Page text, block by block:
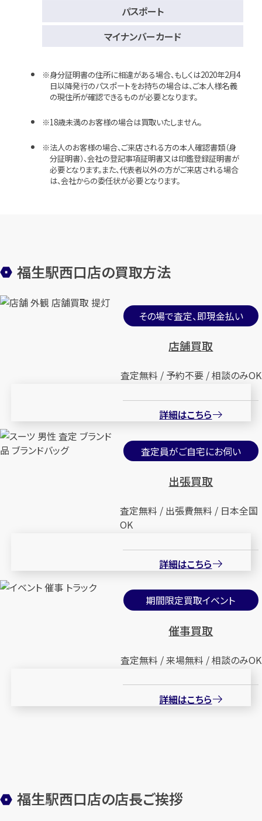
パスポート
マイナンバーカード
身分証明書の住所に相違がある場合、もしくは2020年2月4
日以降発行のパスポートをお持ちの場合は、ご本人様名義
の現住所が確認できるものが必要となります。
18歳未満のお客様の場合は買取いたしません。
法人のお客様の場合、ご来店される方の本人確認書類（身
分証明書）、会社の登記事項証明書又は印鑑登録証明書が
必要となります。また、代表者以外の方がご来店される場合
は、会社からの委任状が必要となります。
福生駅西口店の買取方法
その場で査定、即現金払い
店舗買取
査定無料 / 予約不要 / 相談のみOK
詳細はこちら
査定員がご自宅にお伺い
出張買取
査定無料 / 出張費無料 / 日本全国
OK
詳細はこちら
期間限定買取イベント
催事買取
査定無料 / 来場無料 / 相談のみOK
詳細はこちら
福生駅西口店の店長ご挨拶